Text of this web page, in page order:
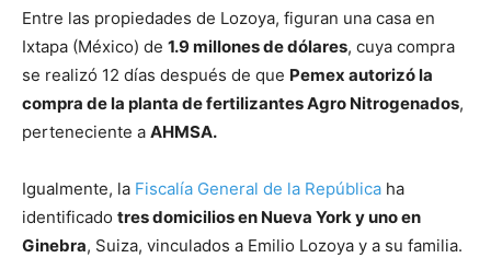
Entre las propiedades de Lozoya, figuran una casa en
Ixtapa (México) de 1.9 millones de dólares, cuya compra
se realizó 12 días después de que Pemex autorizó la
compra de la planta de fertilizantes Agro Nitrogenados,
perteneciente a AHMSA.
Igualmente, la Fiscalía General de la República ha
identificado tres domicilios en Nueva York y uno en
Ginebra, Suiza, vinculados a Emilio Lozoya y a su familia.